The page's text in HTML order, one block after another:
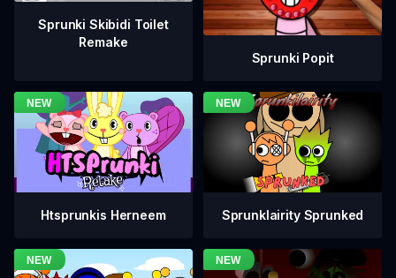
Sprunki Skibidi Toilet
Remake
Sprunki Popit
Htsprunkis Herneem Sprunklairity Sprunked